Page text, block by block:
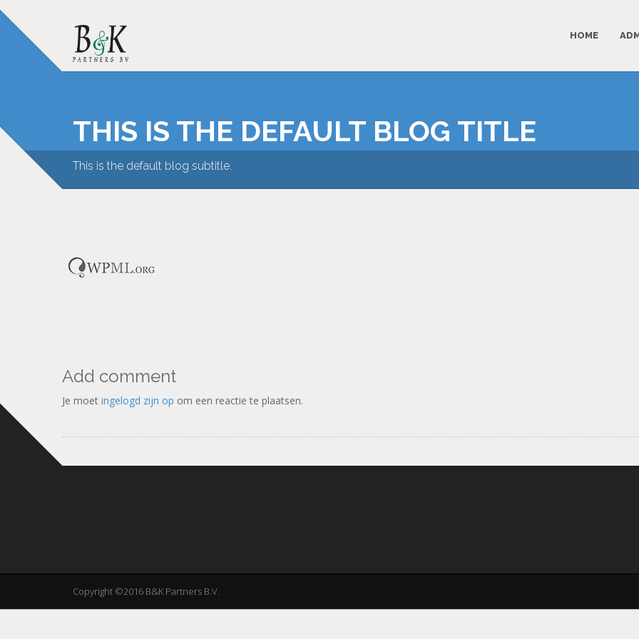
HOME
THIS IS THE DEFAULT BLOG TITLE
This is the default blog subtitle.
Add comment
Je moet ingelogd zijn op om een reactie te plaatsen.
Copyright ©2016 B&K Partners B.V.